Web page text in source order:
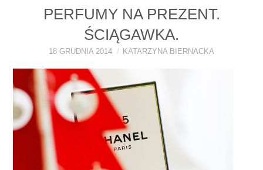
O ODLEWKACH
PERFUMY FAQ
A TO CIEKAWE!
SKLEP
PERFUMY NA PREZENT.
ŚCIĄGAWKA.
18 GRUDNIA 2014 KATARZYNA BIERNACKA